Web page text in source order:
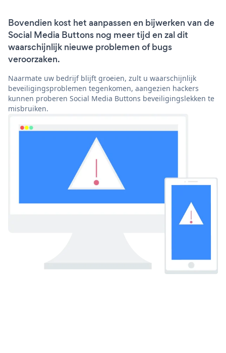
Bovendien kost het aanpassen en bijwerken van de
Social Media Buttons nog meer tijd en zal dit
waarschijnlijk nieuwe problemen of bugs
veroorzaken.
Naarmate uw bedrijf blijft groeien, zult u waarschijnlijk
beveiligingsproblemen tegenkomen, aangezien hackers
kunnen proberen Social Media Buttons beveiligingslekken te
misbruiken.